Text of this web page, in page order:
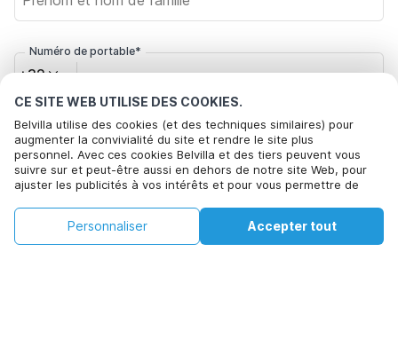
CE SITE WEB UTILISE DES COOKIES.
Belvilla utilise des cookies (et des techniques similaires) pour
augmenter la convivialité du site et rendre le site plus
personnel. Avec ces cookies Belvilla et des tiers peuvent vous
suivre sur et peut-être aussi en dehors de notre site Web, pour
ajuster les publicités à vos intérêts et pour vous permettre de
Accepter, vous acceptez de le faire. Plus d'informations peuvent
être trouvées dans notre
politique de cookie.
Accepter tout
Personnaliser
Numéro de portable*
+32
Votre adresse e-mail*
Cliquez ici pour vous désabonner des offres de Belvilla. Vous
pouvez vous désinscrire à tout moment à l'avenir
€255
+
Voir les disponibilités